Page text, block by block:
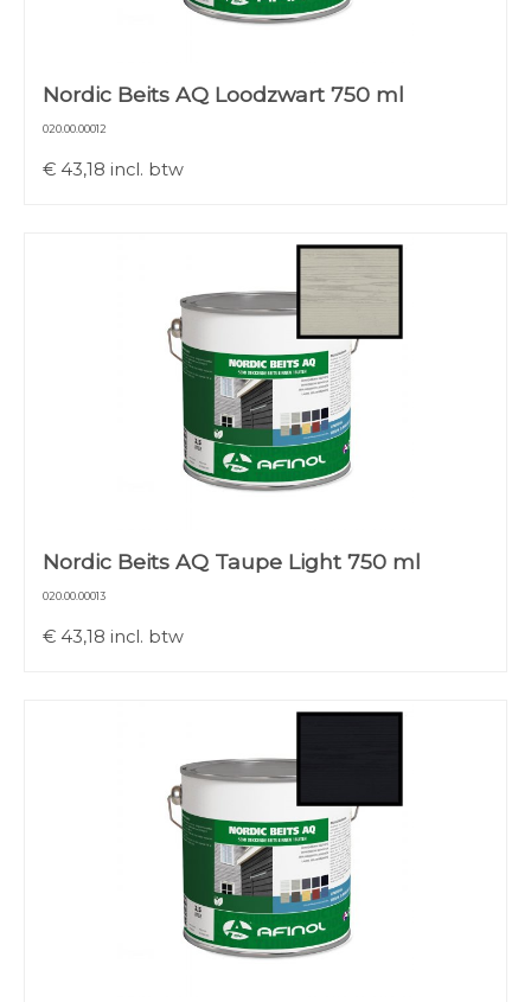
Nordic Beits AQ Loodzwart 750 ml
020.00.00012
€ 43,18 incl. btw
Nordic Beits AQ Taupe Light 750 ml
020.00.00013
€ 43,18 incl. btw